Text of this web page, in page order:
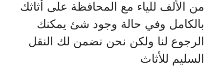
من الألف للياء مع المحافظة على أثاثك
بالكامل وفي حالة وجود شئ يمكنك
الرجوع لنا ولكن نحن نضمن لك النقل
السليم للأثاث